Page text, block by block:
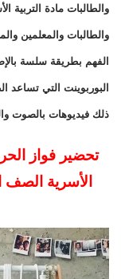
والطالبات مادة التربية
والطالبات والمعلمين
الفهم بطريقة سلسة
البوربوينت التي تساعد
ذلك فيديوهات بالصوت
تحضير فواز
الأسرية